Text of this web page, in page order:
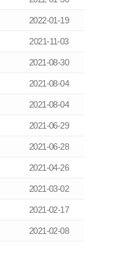
2022-01-19
2021-11-03
2021-08-30
2021-08-04
2021-08-04
2021-06-29
2021-06-28
2021-04-26
2021-03-02
2021-02-17
2021-02-08